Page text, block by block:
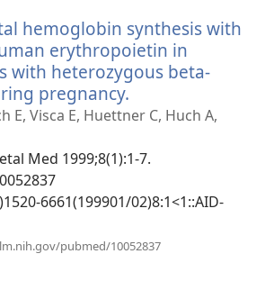
mới)
hemoglobin synthesis with
erythropoietin in
with heterozygous beta-
pregnancy.
cửa
mới)
E, Visca E, Huettner C, Huch A,
Med 1999;8(1):1-7.
6661(199901/02)8:1<1::AID-
pubmed/10052837